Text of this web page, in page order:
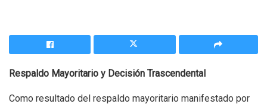
Respaldo Mayoritario y Decisión Trascendental
Como resultado del respaldo mayoritario manifestado por